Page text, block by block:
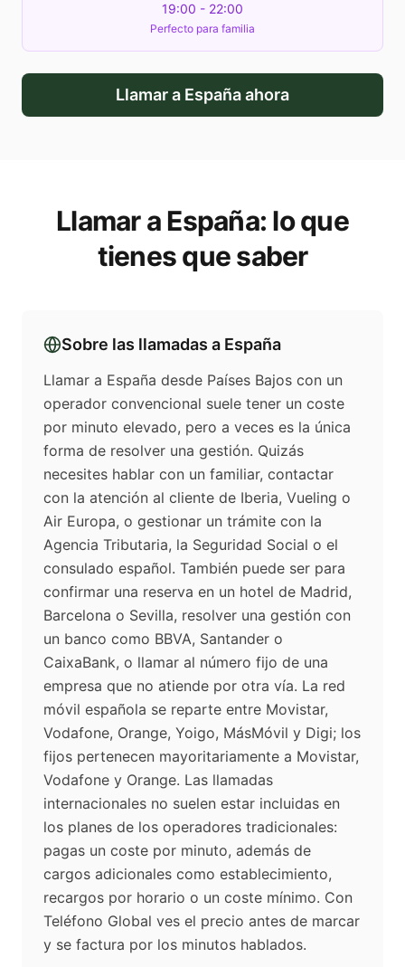
19:00 - 22:00
Perfecto para familia
Llamar a Españaahora
Llamar aEspaña: lo que
tienes que saber
Sobre las llamadas a España
Llamar a España desde Países Bajos con un
operador convencional suele tener un coste
por minuto elevado, pero a veces es la única
forma de resolver una gestión. Quizás
necesites hablar con un familiar, contactar
con la atención al cliente de Iberia, Vueling o
Air Europa, o gestionar un trámite con la
Agencia Tributaria, la Seguridad Social o el
consulado español. También puede ser para
confirmar una reserva en un hotel de Madrid,
Barcelona o Sevilla, resolver una gestión con
un banco como BBVA, Santander o
CaixaBank, o llamar al número fijo de una
empresa que no atiende por otra vía. La red
móvil española se reparte entre Movistar,
Vodafone, Orange, Yoigo, MásMóvil y Digi; los
fijos pertenecen mayoritariamente a Movistar,
Vodafone y Orange. Las llamadas
internacionales no suelen estar incluidas en
los planes de los operadores tradicionales:
pagas un coste por minuto, además de
cargos adicionales como establecimiento,
recargos por horario o un coste mínimo. Con
Teléfono Global ves el precio antes de marcar
y se factura por los minutos hablados.